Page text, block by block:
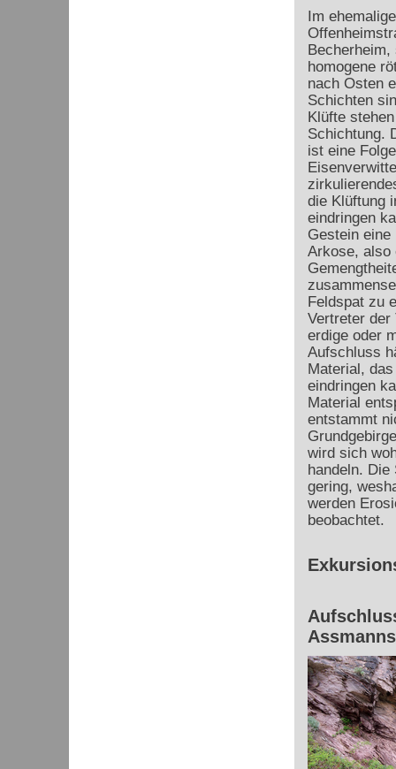
Im
Becherheim,
homogene
nach Osten
Schichten
Klüfte
Schichtung.
ist eine
die Klüftung
eindringen
Gestein eine
Arkose, also
Feldspat zu
Vertreter der
erdige oder
Aufschluss
Material,
eindringen
Material
entstammt
wird sich
handeln.
gering,
werden
beobachtet.